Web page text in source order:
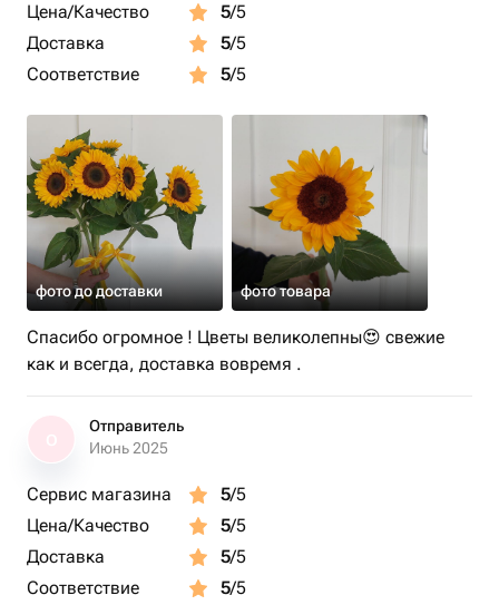
Цена/Качество
5/5
Доставка
5/5
Соответствие
5/5
фото до доставки фото товара
Спасибо огромное ! Цветы великолепны😍 свежие
как и всегда, доставка вовремя .
Отправитель
Июнь 2025
Сервис магазина 5/5
Цена/Качество
5/5
Доставка
5/5
Соответствие
5/5